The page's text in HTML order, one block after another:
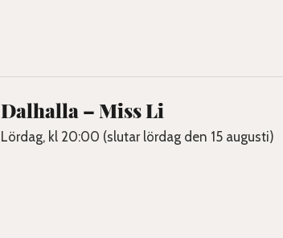
Dalhalla – Miss Li
Lördag, kl 20:00 (slutar lördag den 15 augusti)